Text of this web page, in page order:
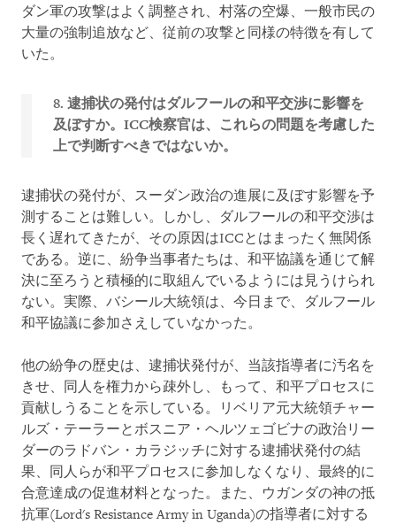
ダン軍の攻撃はよく調整され、村落の空爆、一般市民の
大量の強制追放など、従前の攻撃と同様の特徴を有して
いた。
8. 逮捕状の発付はダルフールの和平交渉に影響を
及ぼすか。ICC検察官は、これらの問題を考慮した
上で判断すべきではないか。
逮捕状の発付が、スーダン政治の進展に及ぼす影響を予
測することは難しい。しかし、ダルフールの和平交渉は
長く遅れてきたが、その原因はICCとはまったく無関係
である。逆に、紛争当事者たちは、和平協議を通じて解
決に至ろうと積極的に取組んでいるようには見うけられ
ない。実際、バシール大統領は、今日まで、ダルフール
和平協議に参加さえしていなかった。
他の紛争の歴史は、逮捕状発付が、当該指導者に汚名を
きせ、同人を権力から疎外し、もって、和平プロセスに
貢献しうることを示している。リベリア元大統領チャー
ルズ・テーラーとボスニア・ヘルツェゴビナの政治リー
ダーのラドバン・カラジッチに対する逮捕状発付の結
果、同人らが和平プロセスに参加しなくなり、最終的に
合意達成の促進材料となった。また、ウガンダの神の抵
抗軍(Lord's Resistance Army in Uganda)の指導者に対する